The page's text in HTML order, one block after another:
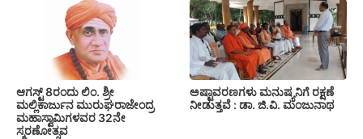
ಆಗಸ್ಟ್ 8ರಂದು ಲಿಂ. ಶ್ರೀ
ಮಲ್ಲಿಕಾರ್ಜುನ ಮುರುಘರಾಜೇಂದ್ರ
ಮಹಾಸ್ವಾಮಿಗಳವರ 32ನೇ
ಸ್ಮರಣೋತ್ಸವ
ಅಷ್ಟಾವರಣಗಳು ಮನುಷ್ಯನಿಗೆ ರಕ್ಷಣೆ
ನೀಡುತ್ತವೆ : ಡಾ. ಜಿ.ವಿ. ಮಂಜುನಾಥ